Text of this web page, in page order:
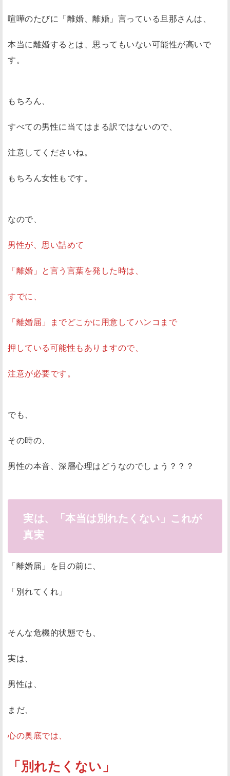
喧嘩のたびに「離婚、離婚」言っている旦那さんは、
本当に離婚するとは、思ってもいない可能性が高いで
す。
もちろん、
すべての男性に当てはまる訳ではないので、
注意してくださいね。
もちろん女性もです。
なので、
男性が、思い詰めて
「離婚」と言う言葉を発した時は、
すでに、
「離婚届」までどこかに用意してハンコまで
押している可能性もありますので、
注意が必要です。
でも、
その時の、
男性の本音、深層心理はどうなのでしょう？？？
実は、「本当は別れたくない」これが
真実
「離婚届」を目の前に、
「別れてくれ」
そんな危機的状態でも、
実は、
男性は、
まだ、
心の奥底では、
「別れたくない」